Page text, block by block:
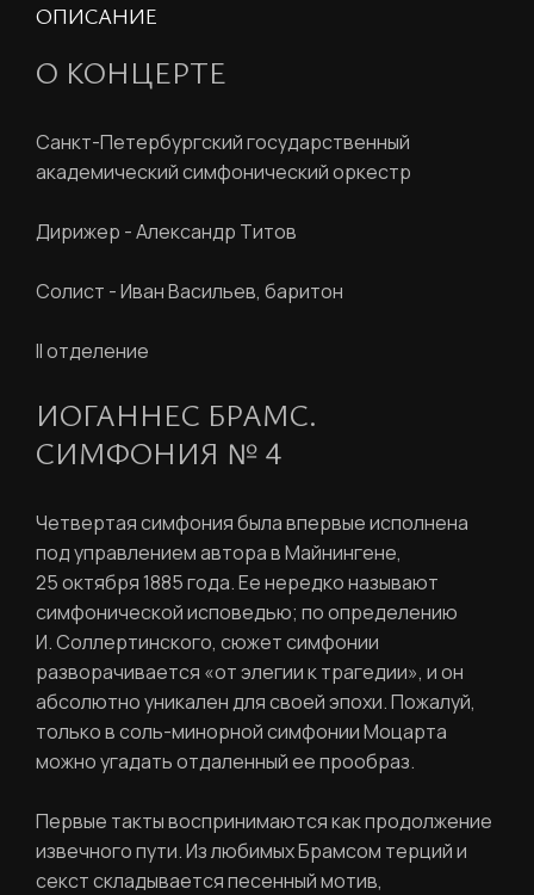
ОПИСАНИЕ
О КОНЦЕРТЕ
Санкт-Петербургский государственный
академический симфонический оркестр
Дирижер - Александр Титов
Солист - Иван Васильев, баритон
II отделение
ИОГАННЕС БРАМС.
СИМФОНИЯ № 4
Четвертая симфония была впервые исполнена
под управлением автора в Майнингене,
25 октября 1885 года. Ее нередко называют
симфонической исповедью; по определению
И. Соллертинского, сюжет симфонии
разворачивается «от элегии к трагедии», и он
абсолютно уникален для своей эпохи. Пожалуй,
только в соль-минорной симфонии Моцарта
можно угадать отдаленный ее прообраз.
Первые такты воспринимаются как продолжение
извечного пути. Из любимых Брамсом терций и
секст складывается песенный мотив,